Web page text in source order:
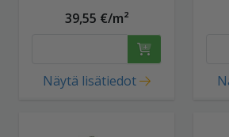
39,55 €/m²
Näytä lisätiedot